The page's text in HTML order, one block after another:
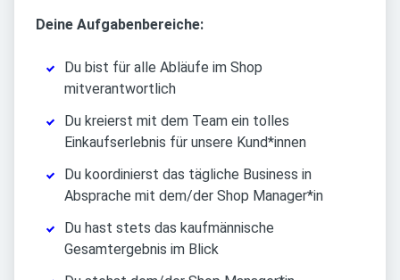
Deine Aufgabenbereiche:
Du bist für alle Abläufe im Shop
mitverantwortlich
Du kreierst mit dem Team ein tolles
Einkaufserlebnis für unsere Kund*innen
Du koordinierst das tägliche Business in
Absprache mit dem/der Shop Manager*in
Du hast stets das kaufmännische
Gesamtergebnis im Blick